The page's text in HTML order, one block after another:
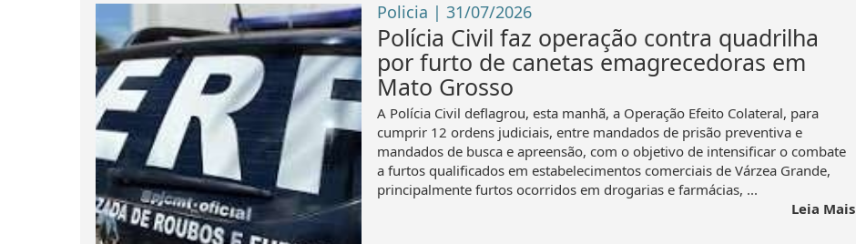
Policia | 31/07/2026
Polícia Civil faz operação contra quadrilha
por furto de canetas emagrecedoras em
Mato Grosso
A Polícia Civil deflagrou, esta manhã, a Operação Efeito Colateral, para
cumprir 12 ordens judiciais, entre mandados de prisão preventiva e
mandados de busca e apreensão, com o objetivo de intensificar o combate
a furtos qualificados em estabelecimentos comerciais de Várzea Grande,
principalmente furtos ocorridos em drogarias e farmácias, ...
Leia Mais